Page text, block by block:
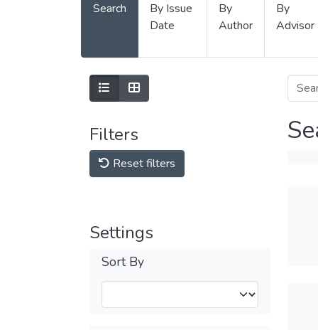
Search
By Issue
Date
By
Author
By
Advisor
Filters
Reset filters
Settings
Sort By